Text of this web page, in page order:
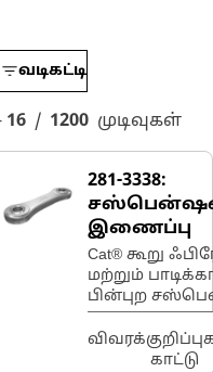
வடிகட்டி
16 / 1200 முடிவுகள்
281-3338:
இணைப்பு
Cat® கூறு
மற்றும்
பின்புற
லிங்க்
காட்டு